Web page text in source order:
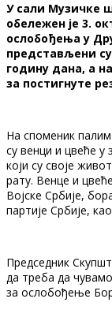
У сали Музичке
обележен је 3.
ослобођења у
представљени
годину дана, а
за постигнуте
На споменик
су венци и цвеће
који су своје
рату. Венце и
Војске Србије,
партије Србије,
Председник
да треба да
за ослобођење